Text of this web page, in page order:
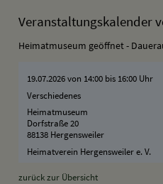
Veranstaltungskalender
Heimatmuseum geöffnet -
19.07.2026 von 14:00 bis 16:00 Uhr
Verschiedenes
Heimatmuseum
Dorfstraße 20
88138 Hergensweiler
Heimatverein Hergensweiler e. V.
zurück zur Übersicht